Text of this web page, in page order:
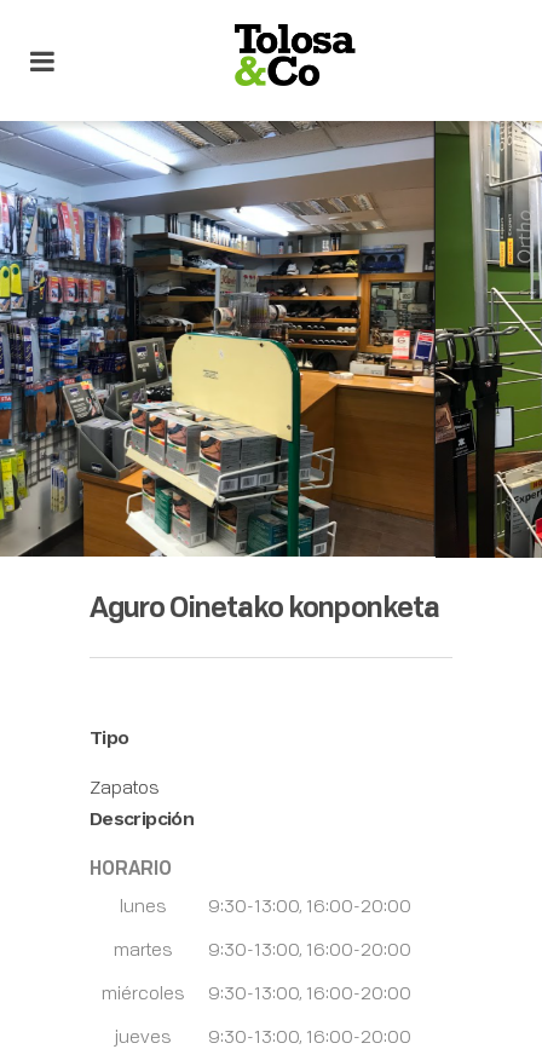
Aguro Oinetako konponketa
Tipo
Zapatos
Descripción
HORARIO
lunes
9:30-13:00, 16:00-20:00
martes
9:30-13:00, 16:00-20:00
miércoles
9:30-13:00, 16:00-20:00
jueves
9:30-13:00, 16:00-20:00